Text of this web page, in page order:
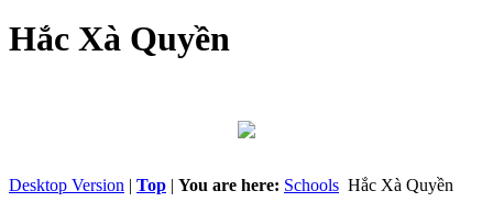
Hắc Xà Quyền
Desktop Version | Top | You are here: Schools Hắc Xà Quyền